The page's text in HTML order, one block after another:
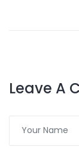
Leave A